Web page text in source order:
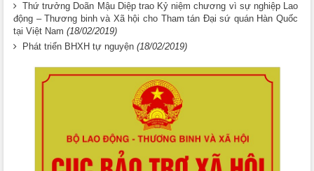
Thứ trưởng Doãn Mậu Diệp trao Kỷ niệm chương vì sự nghiệp Lao
động – Thương binh và Xã hội cho Tham tán Đại sứ quán Hàn Quốc
tại Việt Nam (18/02/2019)
Phát triển BHXH tự nguyện (18/02/2019)